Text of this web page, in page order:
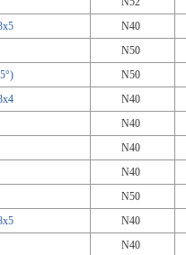
N40
N50
N50
N40
N40
N40
N40
N50
N40
N40